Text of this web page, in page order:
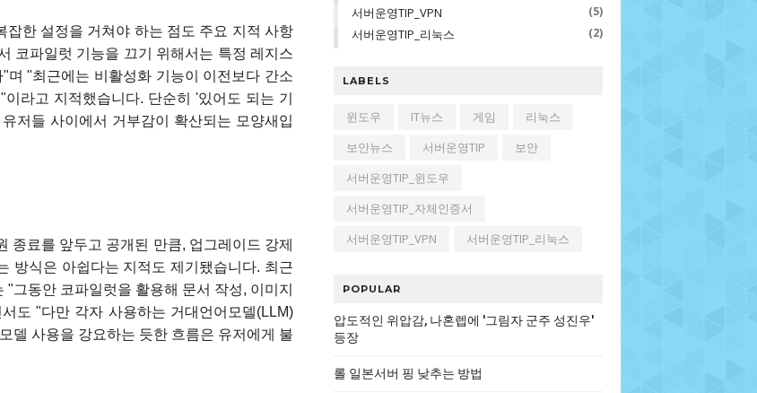
한 설정을 거쳐야 하는 점도 주요 지적 사항
코파일럿 기능을 끄기 위해서는 특정 레지스
며 "최근에는 비활성화 기능이 이전보다 간소
라고 지적했습니다. 단순히 '있어도 되는 기
저들 사이에서 거부감이 확산되는 모양새입
종료를 앞두고 공개된 만큼, 업그레이드 강제
방식은 아쉽다는 지적도 제기됐습니다. 최근
그동안 코파일럿을 활용해 문서 작성, 이미지
도 "다만 각자 사용하는 거대언어모델(LLM)
델 사용을 강요하는 듯한 흐름은 유저에게 불
서버운영TIP_VPN (5)
서버운영TIP_리눅스 (2)
LABELS
윈도우 IT뉴스 게임
리눅스
보안뉴스
서버운영TIP
보안
서버운영TIP_윈도우
서버운영TIP_자체인증서
서버운영TIP_VPN
서버운영TIP_리눅스
POPULAR
압도적인 위압감, 나혼렙에 '그림자 군주 성진우'
등장
롤 일본서버 핑 낮추는 방법